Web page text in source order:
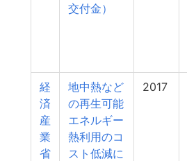
交付金）
経
済
産
業
省
地中熱など
の再生可能
エネルギー
熱利用のコ
スト低減に
2017